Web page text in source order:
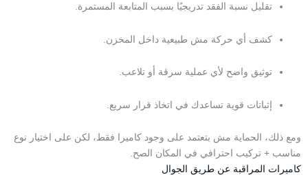
تقليل نسبة الفقد تدريجيًا بسبب المتابعة المستمرة.
كشف أي حركة مش طبيعية داخل المخزن.
توثيق واضح لأي عملية سرقة أو تلاعب.
إثباتات قوية تساعدك في اتخاذ قرار سريع.
ومع ذلك، الحماية مش بتعتمد على وجود كاميرا فقط، لكن على اختيار نوع
مناسب + تركيب احترافي في المكان الصح.
كاميرات المراقبة عن طريق الجوال